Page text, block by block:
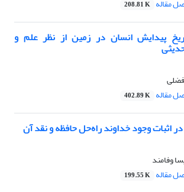
مقاله 208.81 K
پیدایش انسان در زمین از نظر علم و
مقاله 402.89 K
اثبات وجود خداوند راه‌حل حافظه و نقد آن
وفامند
مقاله 199.55 K